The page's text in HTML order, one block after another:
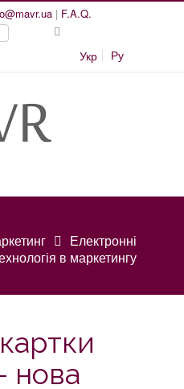
| F.A.Q.
Укр Ру
Електронні
в маркетингу
нова